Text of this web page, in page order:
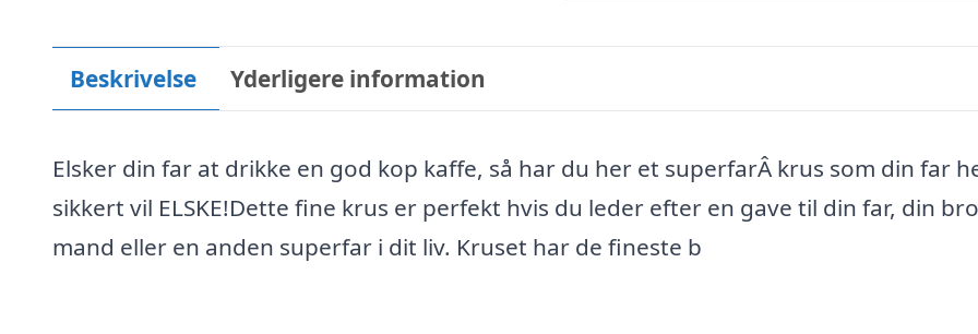
Beskrivelse Yderligere information
Elsker din far at drikke en god kop kaffe, så har du her et superfarÂ krus som din far
sikkert vil ELSKE!Dette fine krus er perfekt hvis du leder efter en gave til din far, din
mand eller en anden superfar i dit liv. Kruset har de fineste b